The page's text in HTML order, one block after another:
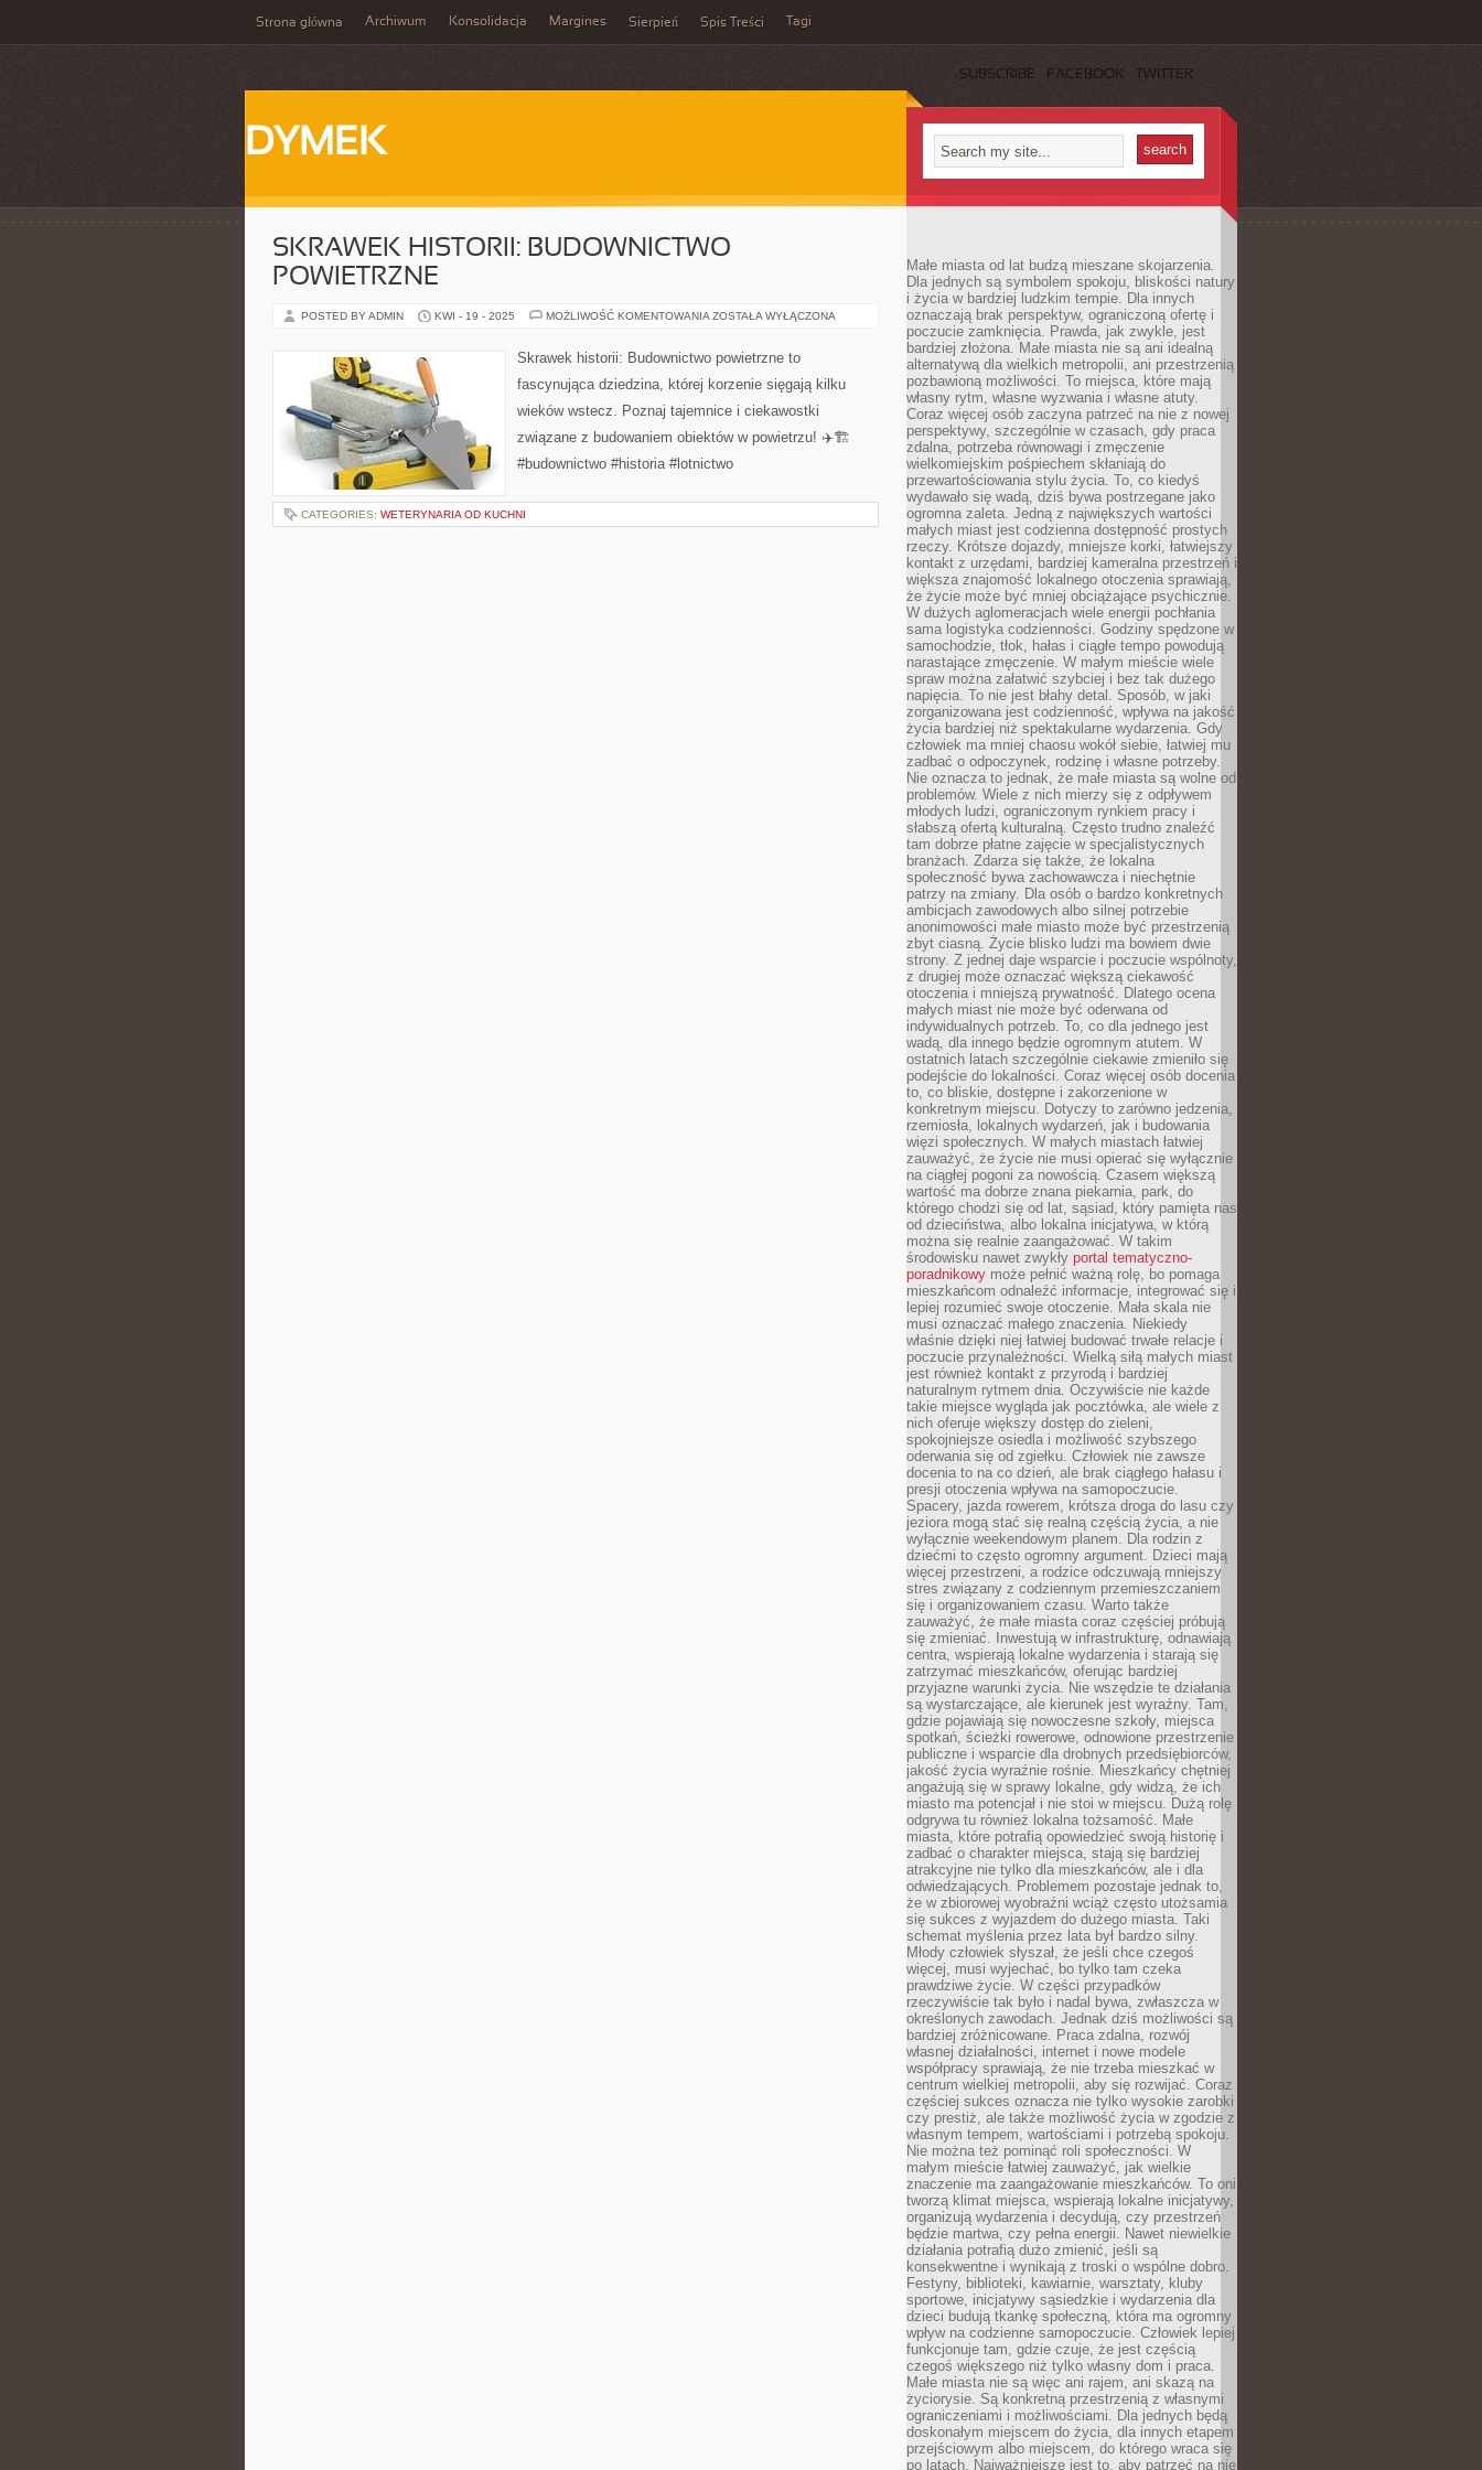
Strona główna Archiwum Konsolidacja Margines Sierpień Spis Treści Tagi
SUBSCRIBE FACEBOOK TWITTER
DYMEK
SKRAWEK HISTORII: BUDOWNICTWO
POWIETRZNE
POSTED BY ADMIN KWI - 19 - 2025 MOŻLIWOŚĆ KOMENTOWANIA SKRAWEK
POWIETRZNE
ZOSTAŁA WYŁĄCZONA
Skrawek historii: Budownictwo powietrzne to
fascynująca dziedzina, której korzenie sięgają kilku
wieków wstecz. Poznaj tajemnice i ciekawostki
związane z budowaniem obiektów w powietrzu! ✈️🏗️
#budownictwo #historia #lotnictwo
CATEGORIES: WETERYNARIA OD KUCHNI
Małe miasta od lat budzą mieszane skojarzenia.
Dla jednych są symbolem spokoju, bliskości natury
i życia w bardziej ludzkim tempie. Dla innych
oznaczają brak perspektyw, ograniczoną ofertę i
poczucie zamknięcia. Prawda, jak zwykle, jest
bardziej złożona. Małe miasta nie są ani idealną
alternatywą dla wielkich metropolii, ani przestrzenią
pozbawioną możliwości. To miejsca, które mają
własny rytm, własne wyzwania i własne atuty.
Coraz więcej osób zaczyna patrzeć na nie z nowej
perspektywy, szczególnie w czasach, gdy praca
zdalna, potrzeba równowagi i zmęczenie
wielkomiejskim pośpiechem skłaniają do
przewartościowania stylu życia. To, co kiedyś
wydawało się wadą, dziś bywa postrzegane jako
ogromna zaleta. Jedną z największych wartości
małych miast jest codzienna dostępność prostych
rzeczy. Krótsze dojazdy, mniejsze korki, łatwiejszy
kontakt z urzędami, bardziej kameralna przestrzeń i
większa znajomość lokalnego otoczenia sprawiają,
że życie może być mniej obciążające psychicznie.
W dużych aglomeracjach wiele energii pochłania
sama logistyka codzienności. Godziny spędzone w
samochodzie, tłok, hałas i ciągłe tempo powodują
narastające zmęczenie. W małym mieście wiele
spraw można załatwić szybciej i bez tak dużego
napięcia. To nie jest błahy detal. Sposób, w jaki
zorganizowana jest codzienność, wpływa na jakość
życia bardziej niż spektakularne wydarzenia. Gdy
człowiek ma mniej chaosu wokół siebie, łatwiej mu
zadbać o odpoczynek, rodzinę i własne potrzeby.
Nie oznacza to jednak, że małe miasta są wolne od
problemów. Wiele z nich mierzy się z odpływem
młodych ludzi, ograniczonym rynkiem pracy i
słabszą ofertą kulturalną. Często trudno znaleźć
tam dobrze płatne zajęcie w specjalistycznych
branżach. Zdarza się także, że lokalna
społeczność bywa zachowawcza i niechętnie
patrzy na zmiany. Dla osób o bardzo konkretnych
ambicjach zawodowych albo silnej potrzebie
anonimowości małe miasto może być przestrzenią
zbyt ciasną. Życie blisko ludzi ma bowiem dwie
strony. Z jednej daje wsparcie i poczucie wspólnoty,
z drugiej może oznaczać większą ciekawość
otoczenia i mniejszą prywatność. Dlatego ocena
małych miast nie może być oderwana od
indywidualnych potrzeb. To, co dla jednego jest
wadą, dla innego będzie ogromnym atutem. W
ostatnich latach szczególnie ciekawie zmieniło się
podejście do lokalności. Coraz więcej osób docenia
to, co bliskie, dostępne i zakorzenione w
konkretnym miejscu. Dotyczy to zarówno jedzenia,
rzemiosła, lokalnych wydarzeń, jak i budowania
więzi społecznych. W małych miastach łatwiej
zauważyć, że życie nie musi opierać się wyłącznie
na ciągłej pogoni za nowością. Czasem większą
wartość ma dobrze znana piekarnia, park, do
którego chodzi się od lat, sąsiad, który pamięta nas
od dzieciństwa, albo lokalna inicjatywa, w którą
można się realnie zaangażować. W takim
środowisku nawet zwykły portal tematyczno-
poradnikowy może pełnić ważną rolę, bo pomaga
mieszkańcom odnaleźć informacje, integrować się i
lepiej rozumieć swoje otoczenie. Mała skala nie
musi oznaczać małego znaczenia. Niekiedy
właśnie dzięki niej łatwiej budować trwałe relacje i
poczucie przynależności. Wielką siłą małych miast
jest również kontakt z przyrodą i bardziej
naturalnym rytmem dnia. Oczywiście nie każde
takie miejsce wygląda jak pocztówka, ale wiele z
nich oferuje większy dostęp do zieleni,
spokojniejsze osiedla i możliwość szybszego
oderwania się od zgiełku. Człowiek nie zawsze
docenia to na co dzień, ale brak ciągłego hałasu i
presji otoczenia wpływa na samopoczucie.
Spacery, jazda rowerem, krótsza droga do lasu czy
jeziora mogą stać się realną częścią życia, a nie
wyłącznie weekendowym planem. Dla rodzin z
dziećmi to często ogromny argument. Dzieci mają
więcej przestrzeni, a rodzice odczuwają mniejszy
stres związany z codziennym przemieszczaniem
się i organizowaniem czasu. Warto także
zauważyć, że małe miasta coraz częściej próbują
się zmieniać. Inwestują w infrastrukturę, odnawiają
centra, wspierają lokalne wydarzenia i starają się
zatrzymać mieszkańców, oferując bardziej
przyjazne warunki życia. Nie wszędzie te działania
są wystarczające, ale kierunek jest wyraźny. Tam,
gdzie pojawiają się nowoczesne szkoły, miejsca
spotkań, ścieżki rowerowe, odnowione przestrzenie
publiczne i wsparcie dla drobnych przedsiębiorców,
jakość życia wyraźnie rośnie. Mieszkańcy chętniej
angażują się w sprawy lokalne, gdy widzą, że ich
miasto ma potencjał i nie stoi w miejscu. Dużą rolę
odgrywa tu również lokalna tożsamość. Małe
miasta, które potrafią opowiedzieć swoją historię i
zadbać o charakter miejsca, stają się bardziej
atrakcyjne nie tylko dla mieszkańców, ale i dla
odwiedzających. Problemem pozostaje jednak to,
że w zbiorowej wyobraźni wciąż często utożsamia
się sukces z wyjazdem do dużego miasta. Taki
schemat myślenia przez lata był bardzo silny.
Młody człowiek słyszał, że jeśli chce czegoś
więcej, musi wyjechać, bo tylko tam czeka
prawdziwe życie. W części przypadków
rzeczywiście tak było i nadal bywa, zwłaszcza w
określonych zawodach. Jednak dziś możliwości są
bardziej zróżnicowane. Praca zdalna, rozwój
własnej działalności, internet i nowe modele
współpracy sprawiają, że nie trzeba mieszkać w
centrum wielkiej metropolii, aby się rozwijać. Coraz
częściej sukces oznacza nie tylko wysokie zarobki
czy prestiż, ale także możliwość życia w zgodzie z
własnym tempem, wartościami i potrzebą spokoju.
Nie można też pominąć roli społeczności. W
małym mieście łatwiej zauważyć, jak wielkie
znaczenie ma zaangażowanie mieszkańców. To oni
tworzą klimat miejsca, wspierają lokalne inicjatywy,
organizują wydarzenia i decydują, czy przestrzeń
będzie martwa, czy pełna energii. Nawet niewielkie
działania potrafią dużo zmienić, jeśli są
konsekwentne i wynikają z troski o wspólne dobro.
Festyny, biblioteki, kawiarnie, warsztaty, kluby
sportowe, inicjatywy sąsiedzkie i wydarzenia dla
dzieci budują tkankę społeczną, która ma ogromny
wpływ na codzienne samopoczucie. Człowiek lepiej
funkcjonuje tam, gdzie czuje, że jest częścią
czegoś większego niż tylko własny dom i praca.
Małe miasta nie są więc ani rajem, ani skazą na
życiorysie. Są konkretną przestrzenią z własnymi
ograniczeniami i możliwościami. Dla jednych będą
doskonałym miejscem do życia, dla innych etapem
przejściowym albo miejscem, do którego wraca się
po latach. Najważniejsze jest to, aby patrzeć na nie